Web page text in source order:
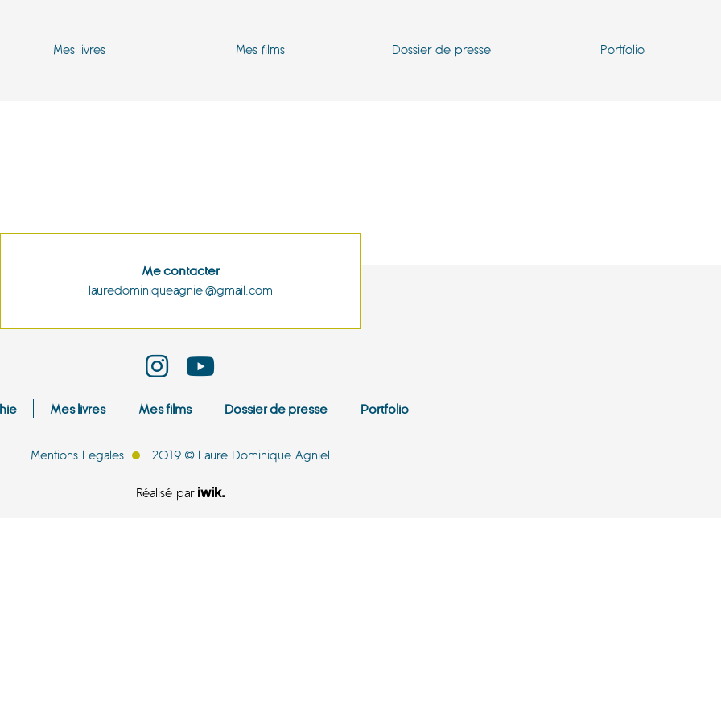
Mes livres Mes films Dossier de presse Portfolio
Me contacter
lauredominiqueagniel@gmail.com
Mes livres Mes films Dossier de presse Portfolio
Mentions Legales 2019 © Laure Dominique Agniel
Réalisé par